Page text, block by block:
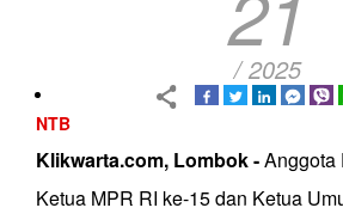
/ 2025
NTB
Klikwarta.com, Lombok -Anggota
Ketua MPR RI ke-15 dan Ketua